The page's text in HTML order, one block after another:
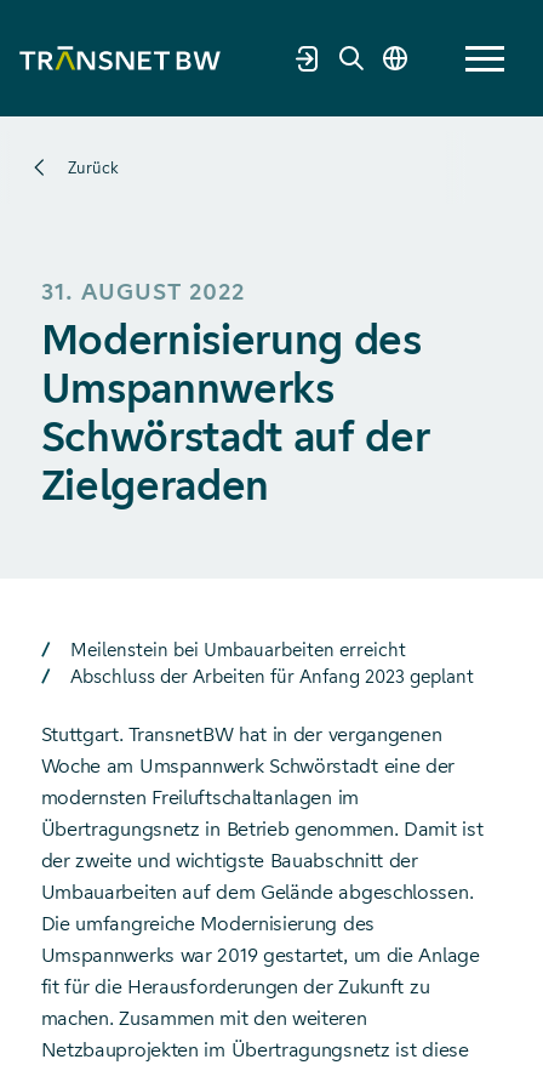
Zurück
31. AUGUST 2022
Modernisierung des
Umspannwerks
Schwörstadt auf der
Zielgeraden
Meilenstein bei Umbauarbeiten erreicht
Abschluss der Arbeiten für Anfang 2023 geplant
Stuttgart. TransnetBW hat in der vergangenen
Woche am Umspannwerk Schwörstadt eine der
modernsten Freiluftschaltanlagen im
Übertragungsnetz in Betrieb genommen. Damit ist
der zweite und wichtigste Bauabschnitt der
Umbauarbeiten auf dem Gelände abgeschlossen.
Die umfangreiche Modernisierung des
Umspannwerks war 2019 gestartet, um die Anlage
fit für die Herausforderungen der Zukunft zu
machen. Zusammen mit den weiteren
Netzbauprojekten im Übertragungsnetz ist diese